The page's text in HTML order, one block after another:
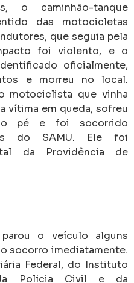
o caminhão-tanque
das motocicletas
que seguia pela
foi violento, e o
oficialmente,
e morreu no local.
motociclista que vinha
vítima em queda, sofreu
pé e foi socorrido
do SAMU. Ele foi
da Providência de
o veículo alguns
socorro imediatamente.
Federal, do Instituto
Polícia Civil e da